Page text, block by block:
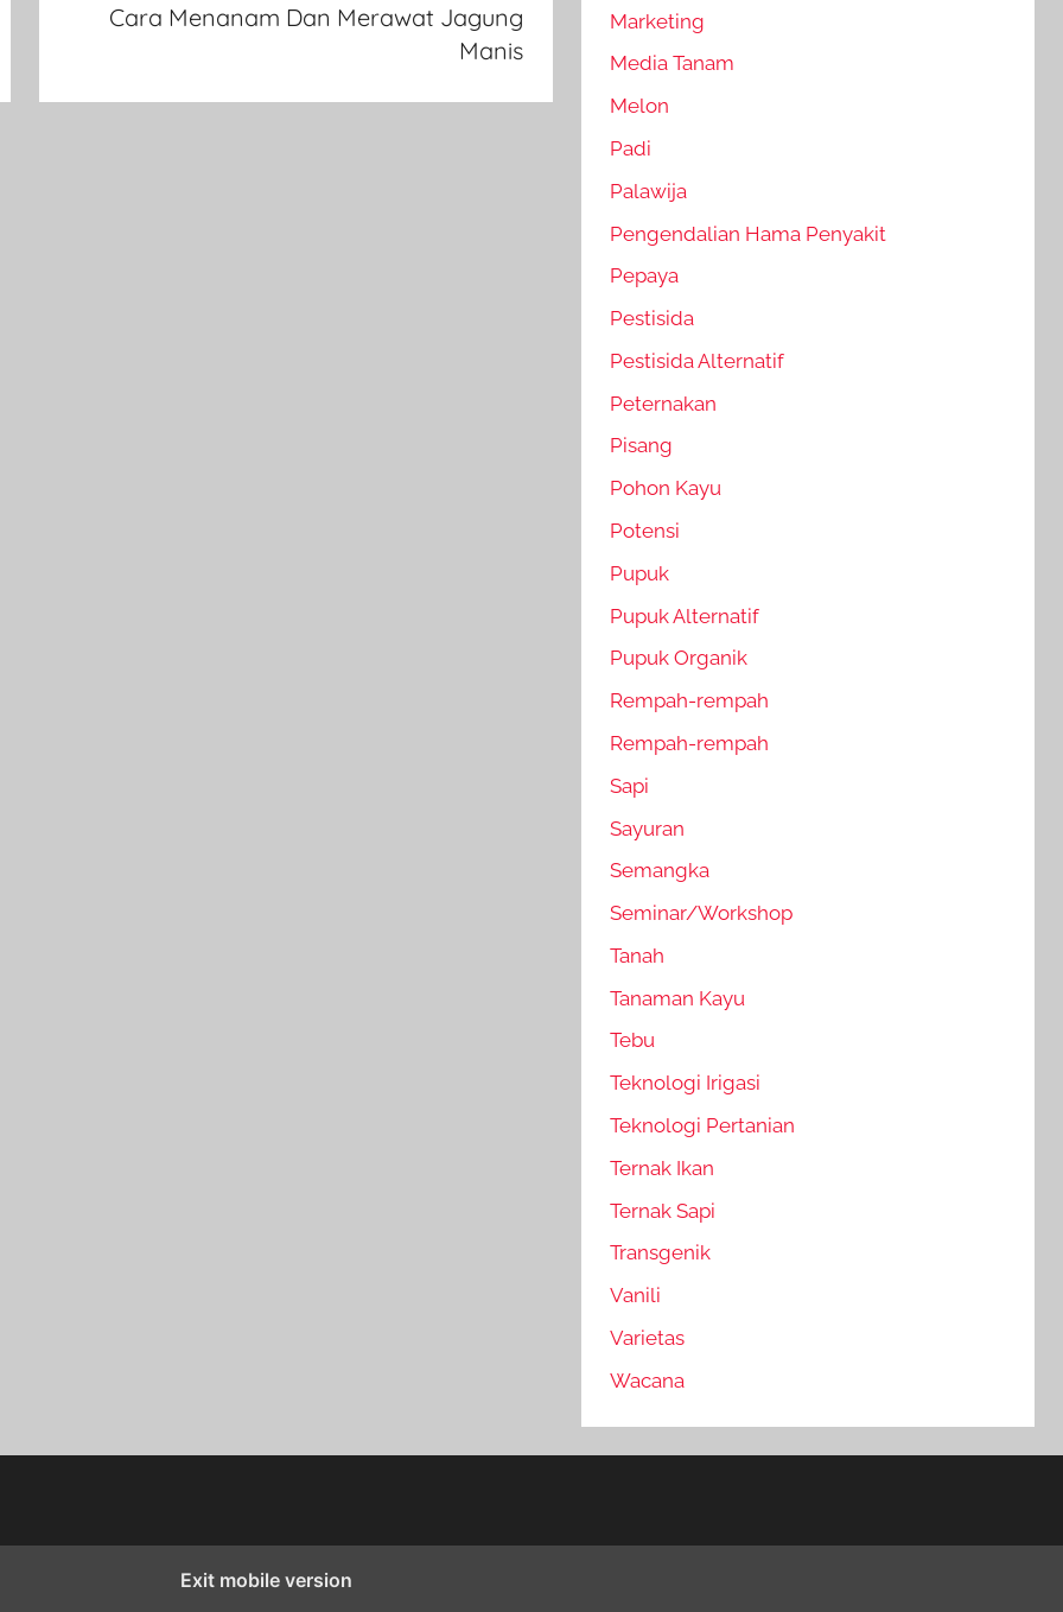
Cara Menanam Dan Merawat Jagung
Manis
Marketing
Media Tanam
Melon
Padi
Palawija
Pengendalian Hama Penyakit
Pepaya
Pestisida
Pestisida Alternatif
Peternakan
Pisang
Pohon Kayu
Potensi
Pupuk
Pupuk Alternatif
Pupuk Organik
Rempah-rempah
Rempah-rempah
Sapi
Sayuran
Semangka
Seminar/Workshop
Tanah
Tanaman Kayu
Tebu
Teknologi Irigasi
Teknologi Pertanian
Ternak Ikan
Ternak Sapi
Transgenik
Vanili
Varietas
Wacana
Exit mobile version